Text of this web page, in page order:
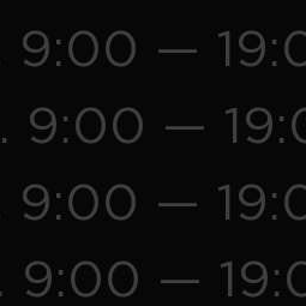
9:00 —
9:00 —
9:00 —
9:00 —